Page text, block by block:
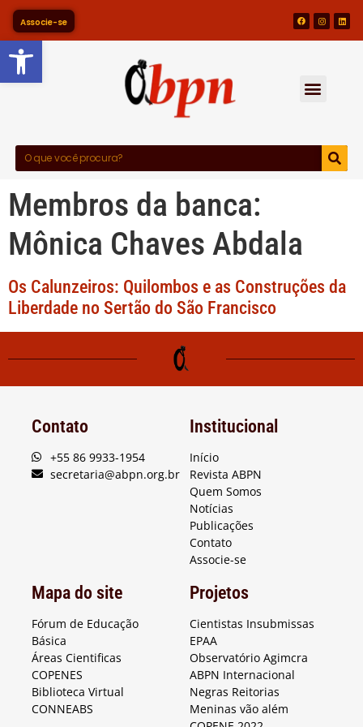
Barra de Ferramentas
Associe-se
Membros da banca:
Mônica Chaves Abdala
Os Calunzeiros: Quilombos e as Construções da
Liberdade no Sertão do São Francisco
Contato
+55 86 9933-1954
secretaria@abpn.org.br
Institucional
Início
Revista ABPN
Quem Somos
Notícias
Publicações
Contato
Associe-se
Mapa do site
Fórum de Educação
Básica
Áreas Cientificas
COPENES
Biblioteca Virtual
CONNEABS
Projetos
Cientistas Insubmissas
EPAA
Observatório Agimcra
ABPN Internacional
Negras Reitorias
Meninas vão além